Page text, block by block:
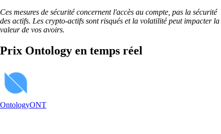
Ces mesures de sécurité concernent l'accès au compte, pas la sécurité
des actifs. Les crypto-actifs sont risqués et la volatilité peut impacter la
valeur de vos avoirs.
Prix Ontology en temps réel
OntologyONT